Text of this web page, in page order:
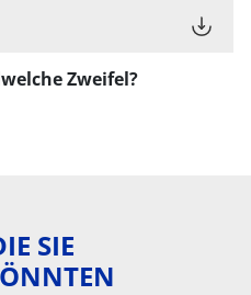
Zweifel?
SIE